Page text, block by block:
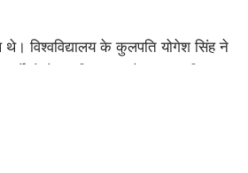
थे। विश्वविद्यालय के कुलपति योगेश सिंह ने
पोलो का जिक्र करते हुए कहा कि भारत